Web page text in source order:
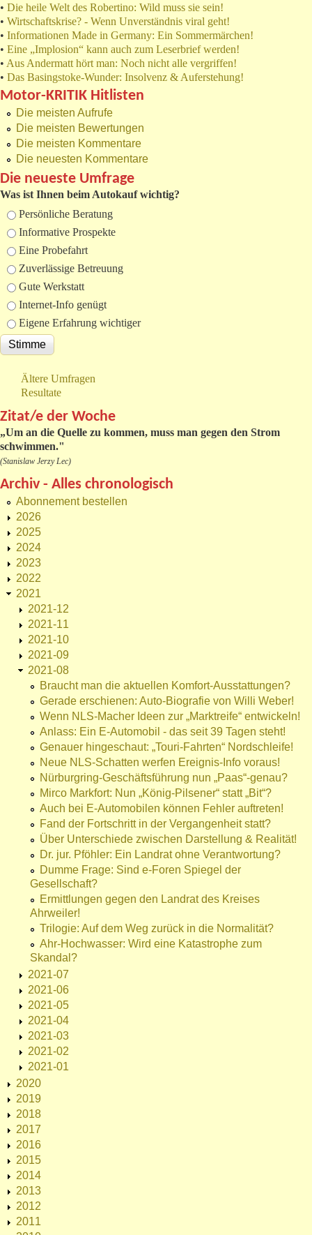
• Die heile Welt des Robertino: Wild muss sie sein!
• Wirtschaftskrise? - Wenn Unverständnis viral geht!
• Informationen Made in Germany: Ein Sommermärchen!
• Eine „Implosion“ kann auch zum Leserbrief werden!
• Aus Andermatt hört man: Noch nicht alle vergriffen!
• Das Basingstoke-Wunder: Insolvenz & Auferstehung!
Motor-KRITIK Hitlisten
Die meisten Aufrufe
Die meisten Bewertungen
Die meisten Kommentare
Die neuesten Kommentare
Die neueste Umfrage
Was ist Ihnen beim Autokauf wichtig?
Auswahlmöglichkeiten
Persönliche Beratung
Informative Prospekte
Eine Probefahrt
Zuverlässige Betreuung
Gute Werkstatt
Internet-Info genügt
Eigene Erfahrung wichtiger
Ältere Umfragen
Resultate
Zitat/e der Woche
„Um an die Quelle zu kommen, muss man gegen den Strom
schwimmen."
(Stanislaw Jerzy Lec)
Archiv - Alles chronologisch
Abonnement bestellen
2026
2025
2024
2023
2022
2021
2021-12
2021-11
2021-10
2021-09
2021-08
Braucht man die aktuellen Komfort-Ausstattungen?
Gerade erschienen: Auto-Biografie von Willi Weber!
Wenn NLS-Macher Ideen zur „Marktreife“ entwickeln!
Anlass: Ein E-Automobil - das seit 39 Tagen steht!
Genauer hingeschaut: „Touri-Fahrten“ Nordschleife!
Neue NLS-Schatten werfen Ereignis-Info voraus!
Nürburgring-Geschäftsführung nun „Paas“-genau?
Mirco Markfort: Nun „König-Pilsener“ statt „Bit“?
Auch bei E-Automobilen können Fehler auftreten!
Fand der Fortschritt in der Vergangenheit statt?
Über Unterschiede zwischen Darstellung & Realität!
Dr. jur. Pföhler: Ein Landrat ohne Verantwortung?
Dumme Frage: Sind e-Foren Spiegel der
Gesellschaft?
Ermittlungen gegen den Landrat des Kreises
Ahrweiler!
Trilogie: Auf dem Weg zurück in die Normalität?
Ahr-Hochwasser: Wird eine Katastrophe zum
Skandal?
2021-07
2021-06
2021-05
2021-04
2021-03
2021-02
2021-01
2020
2019
2018
2017
2016
2015
2014
2013
2012
2011